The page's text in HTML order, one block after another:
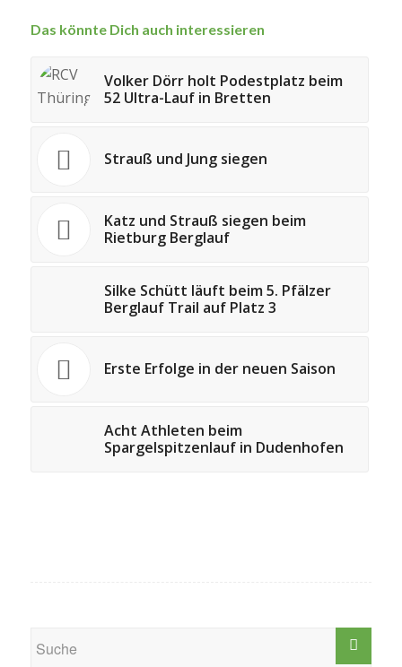
Das könnte Dich auch interessieren
Volker Dörr holt Podestplatz beim
52 Ultra-Lauf in Bretten
Strauß und Jung siegen
Katz und Strauß siegen beim
Rietburg Berglauf
Silke Schütt läuft beim 5. Pfälzer
Berglauf Trail auf Platz 3
Erste Erfolge in der neuen Saison
Acht Athleten beim
Spargelspitzenlauf in Dudenhofen